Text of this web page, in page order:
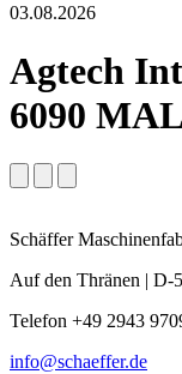
03.08.2026
Agtech
6090
Schäffer
Auf den Thränen | D-
Telefon +49 2943
info@schaeffer.de